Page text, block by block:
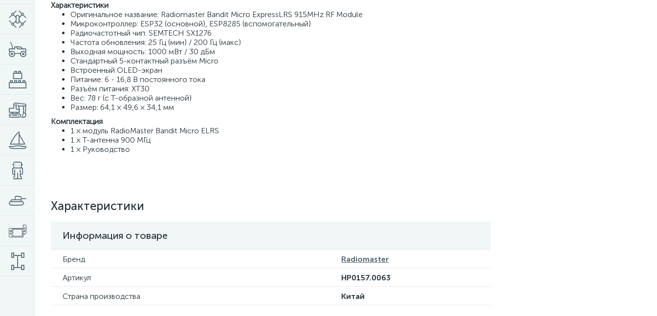
Характеристики
Оригинальное название: Radiomaster Bandit Micro ExpressLRS 915MHz RF Module
Микроконтроллер: ESP32 (основной), ESP8285 (вспомогательный)
Радиочастотный чип: SEMTECH SX1276
Частота обновления: 25 Гц (мин) / 200 Гц (макс)
Выходная мощность: 1000 мВт / 30 дБм
Стандартный 5-контактный разъём Micro
Встроенный OLED-экран
Питание: 6 - 16,8 В постоянного тока
Разъём питания: XT30
Вес: 78 г (с Т-образной антенной)
Размер: 64,1 × 49,6 × 34,1 мм
Комплектация
1 × модуль RadioMaster Bandit Micro ELRS
1 × T-антенна 900 МГц
1 × Руководство
Характеристики
Информация о товаре
Бренд
Radiomaster
Артикул
HP0157.0063
Страна производства
Китай